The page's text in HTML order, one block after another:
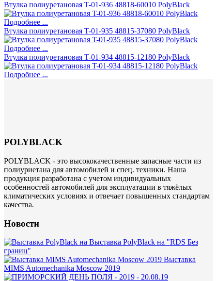
Втулка полиуретановая T-01-936 48818-60010 PolyBlack
Подробнее ...
Втулка полиуретановая T-01-935 48815-37080 PolyBlack
Подробнее ...
Втулка полиуретановая T-01-934 48815-12180 PolyBlack
Подробнее ...
POLYBLACK
POLYBLACK - это высококачественные запасные части из
полиуриетана для автомобилей и спец. техники. Наша
продукция разработана с учетом индивидуальных
особенностей автомобилей для эксплуатации в тяжёлых
климатических условиях и отвечает повышенных стандартам
качества.
Новости
Выставка PolyBlack на "RDS Без
границ"
Выставка
MIMS Automechanika Moscow 2019